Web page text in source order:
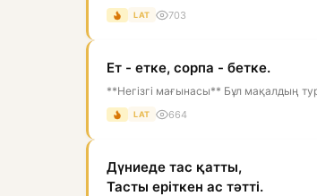
LAT 703
Ет - етке, сорпа - бетке.
**Негізгі мағынасы** Бұл мақалдың
LAT 664
Дүниеде тас қатты,
Тасты еріткен ас тәтті.